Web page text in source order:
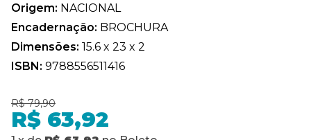
Origem: NACIONAL
Encadernação: BROCHURA
Dimensões: 15.6 x 23 x 2
ISBN: 9788556511416
R$ 79,90
R$ 63,92